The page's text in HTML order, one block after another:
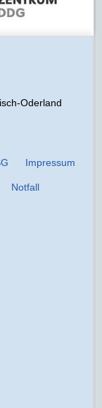
Oderland
Impressum
Notfall